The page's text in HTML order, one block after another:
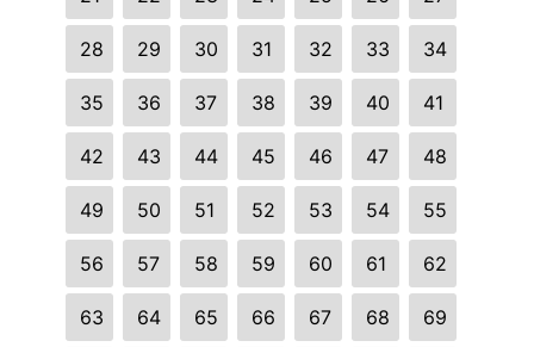
28 29 30 31 32 33 34
35 36 37 38 39 40 41
42 43 44 45 46 47 48
49 50 51 52 53 54 55
56 57 58 59 60 61 62
63 64 65 66 67 68 69